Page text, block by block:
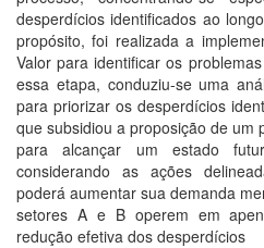
desperdícios identificados ao
propósito, foi realizada a
Valor para identificar os
essa etapa, conduziu-se uma
para priorizar os desperdícios
que subsidiou a proposição de um
para alcançar um estado
considerando as ações
poderá aumentar sua demanda
setores A e B operem em
redução efetiva dos desperdícios